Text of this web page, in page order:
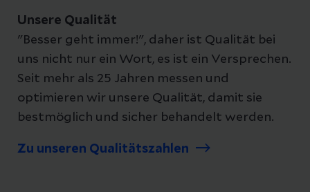
Unsere Qualität
"Besser geht immer!", daher ist Qualität bei
uns nicht nur ein Wort, es ist ein Versprechen.
Seit mehr als 25 Jahren messen und
optimieren wir unsere Qualität, damit sie
bestmöglich und sicher behandelt werden.
Zu unseren Qualitätszahlen